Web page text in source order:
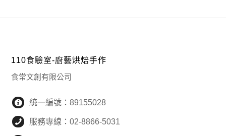
110食驗室-廚藝烘焙手作
食常文創有限公司
統一編號：89155028
服務專線：02-8866-5031